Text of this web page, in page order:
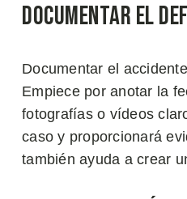
Documentar el
Documentar el
Empiece por anotar la
fotografías o vídeos
caso y proporcionará
también ayuda a crear